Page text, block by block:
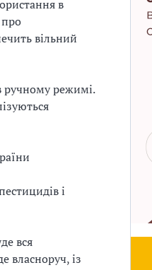
в
про
вільний
ручному режимі.
і
вся
власноруч, із